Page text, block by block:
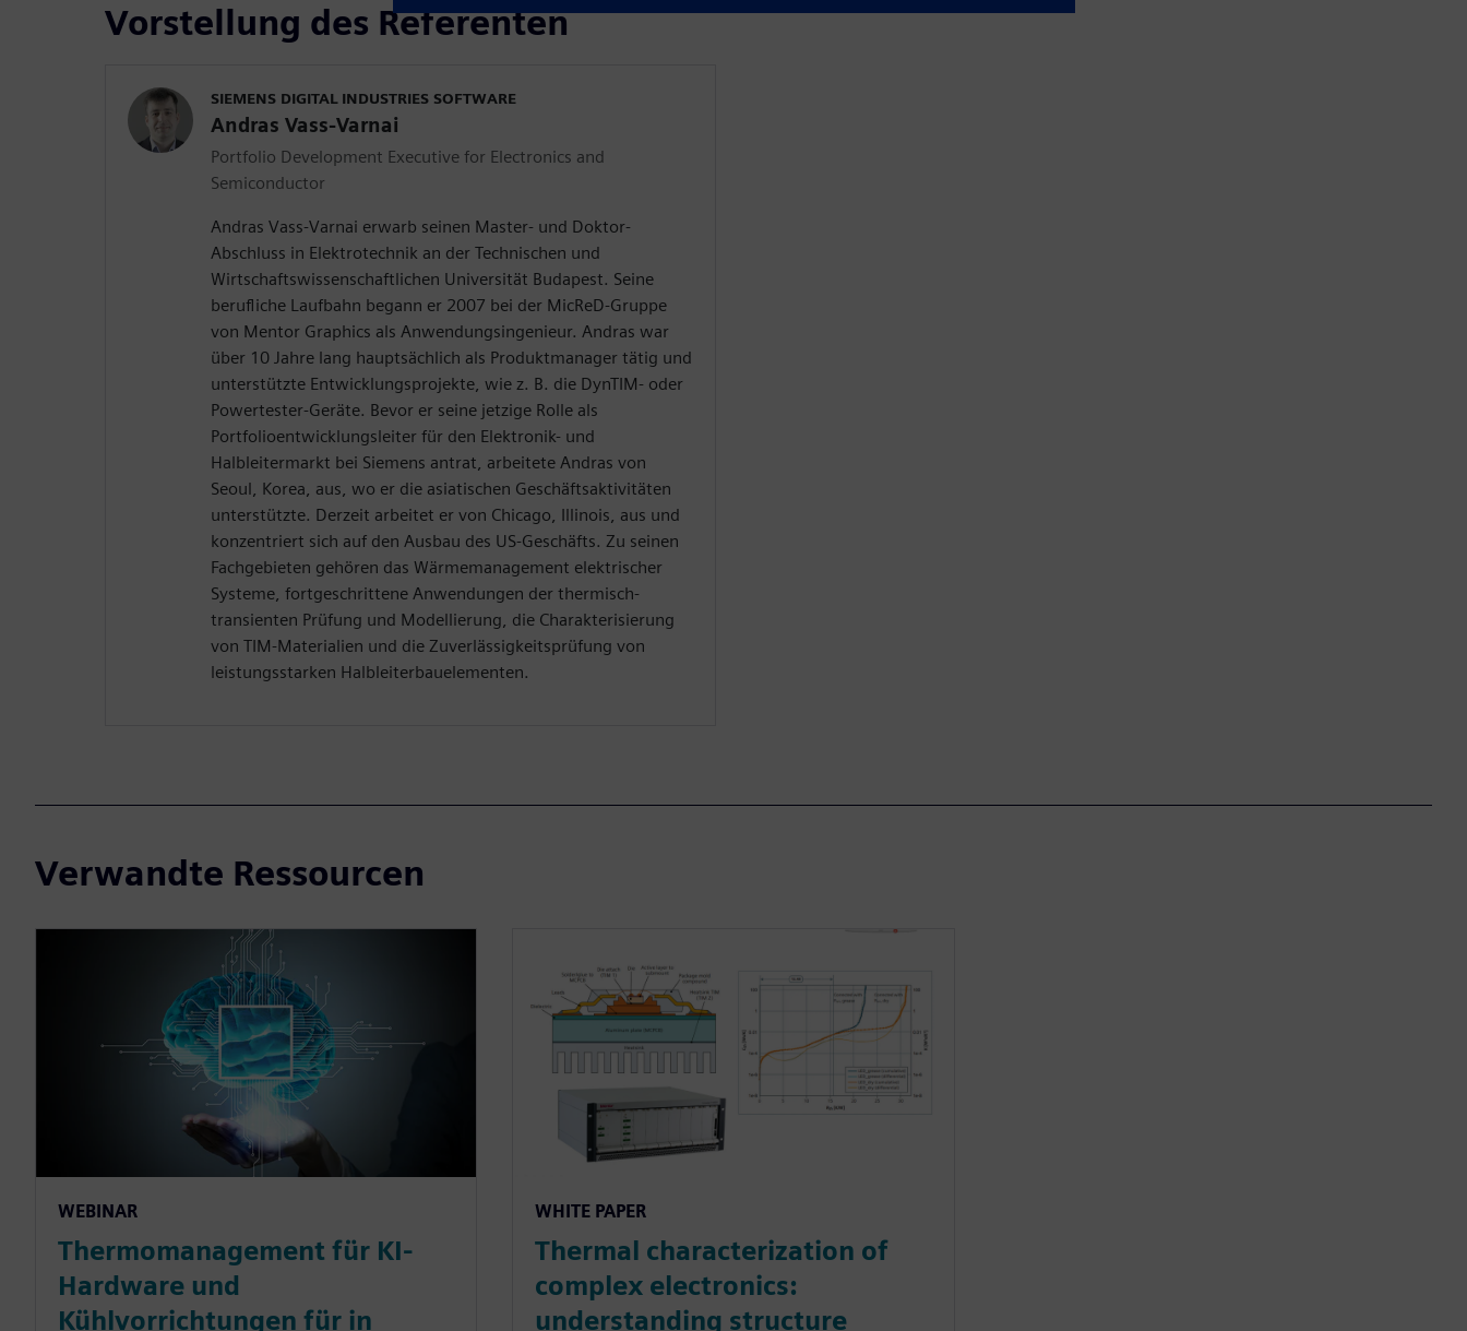
Vorstellung des Referenten
SIEMENS DIGITAL INDUSTRIES SOFTWARE
Andras Vass-Varnai
Portfolio Development Executive for Electronics and
Semiconductor
Andras Vass-Varnai erwarb seinen Master- und Doktor-
Abschluss in Elektrotechnik an der Technischen und
Wirtschaftswissenschaftlichen Universität Budapest. Seine
berufliche Laufbahn begann er 2007 bei der MicReD-Gruppe
von Mentor Graphics als Anwendungsingenieur. Andras war
über 10 Jahre lang hauptsächlich als Produktmanager tätig und
unterstützte Entwicklungsprojekte, wie z. B. die DynTIM- oder
Powertester-Geräte. Bevor er seine jetzige Rolle als
Portfolioentwicklungsleiter für den Elektronik- und
Halbleitermarkt bei Siemens antrat, arbeitete Andras von
Seoul, Korea, aus, wo er die asiatischen Geschäftsaktivitäten
unterstützte. Derzeit arbeitet er von Chicago, Illinois, aus und
konzentriert sich auf den Ausbau des US-Geschäfts. Zu seinen
Fachgebieten gehören das Wärmemanagement elektrischer
Systeme, fortgeschrittene Anwendungen der thermisch-
transienten Prüfung und Modellierung, die Charakterisierung
von TIM-Materialien und die Zuverlässigkeitsprüfung von
leistungsstarken Halbleiterbauelementen.
Verwandte Ressourcen
WEBINAR
Thermomanagement für KI-
Hardware und
Kühlvorrichtungen für in
WHITE PAPER
Thermal characterization of
complex electronics:
understanding structure